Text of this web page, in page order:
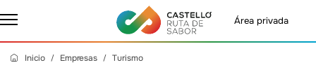
Área privada
Inicio Empresas Turismo